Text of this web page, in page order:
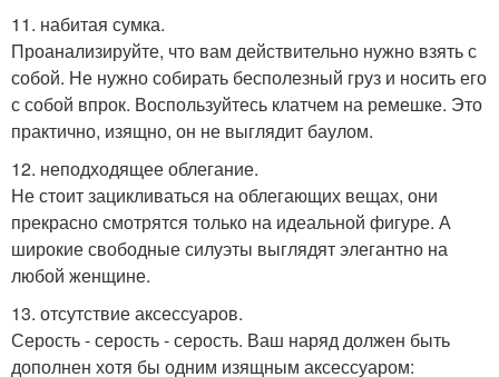
11. набитая сумка.
Проанализируйте, что вам действительно нужно взять с
собой. Не нужно собирать бесполезный груз и носить его
с собой впрок. Воспользуйтесь клатчем на ремешке. Это
практично, изящно, он не выглядит баулом.
12. неподходящее облегание.
Не стоит зацикливаться на облегающих вещах, они
прекрасно смотрятся только на идеальной фигуре. А
широкие свободные силуэты выглядят элегантно на
любой женщине.
13. отсутствие аксессуаров.
Серость - серость - серость. Ваш наряд должен быть
дополнен хотя бы одним изящным аксессуаром: